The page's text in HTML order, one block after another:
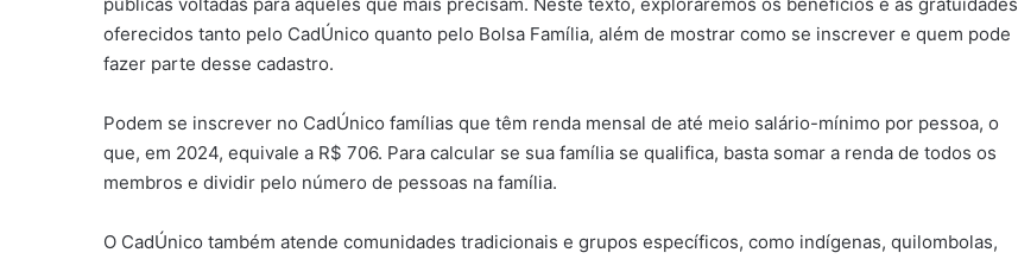
oferecidos tanto pelo CadÚnico quanto pelo Bolsa Família, além de mostrar como se inscrever e quem pode
fazer parte desse cadastro.
Podem se inscrever no CadÚnico famílias que têm renda mensal de até meio salário-mínimo por pessoa, o
que, em 2024, equivale a R$ 706. Para calcular se sua família se qualifica, basta somar a renda de todos os
membros e dividir pelo número de pessoas na família.
O CadÚnico também atende comunidades tradicionais e grupos específicos, como indígenas, quilombolas,